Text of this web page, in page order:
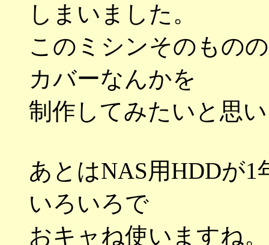
しまいました。
このミシンそのもの
カバーなんかを
制作してみたいと思
あとはNAS用HDDが
いろいろで
おキャね使いますね。